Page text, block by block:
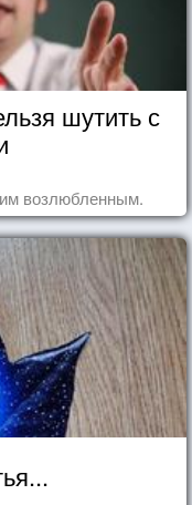
шутить с
возлюбленным.